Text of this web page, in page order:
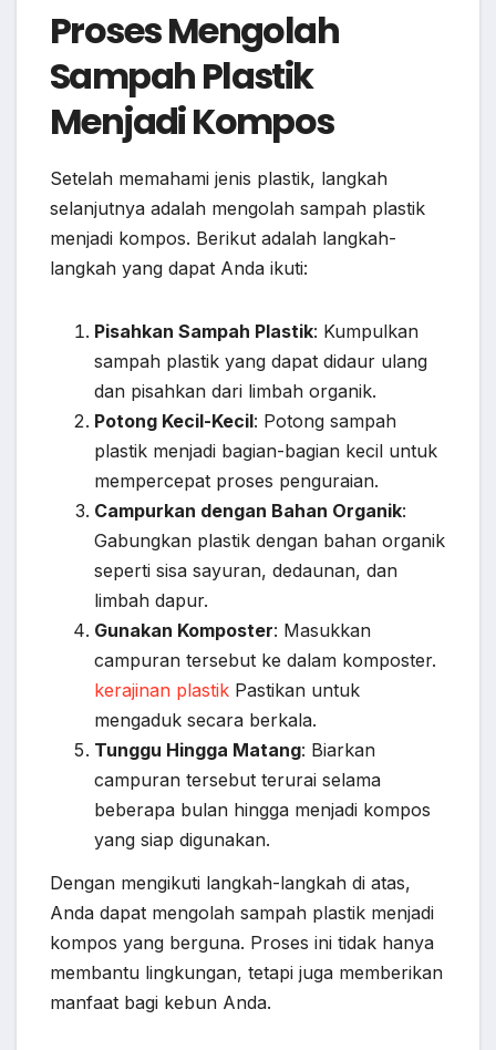
Proses Mengolah
Sampah Plastik
Menjadi Kompos
Setelah memahami jenis plastik, langkah
selanjutnya adalah mengolah sampah plastik
menjadi kompos. Berikut adalah langkah-
langkah yang dapat Anda ikuti:
Pisahkan Sampah Plastik: Kumpulkan
sampah plastik yang dapat didaur ulang
dan pisahkan dari limbah organik.
Potong Kecil-Kecil: Potong sampah
plastik menjadi bagian-bagian kecil untuk
mempercepat proses penguraian.
Campurkan dengan Bahan Organik:
Gabungkan plastik dengan bahan organik
seperti sisa sayuran, dedaunan, dan
limbah dapur.
Gunakan Komposter: Masukkan
campuran tersebut ke dalam komposter.
kerajinan plastik Pastikan untuk
mengaduk secara berkala.
Tunggu Hingga Matang: Biarkan
campuran tersebut terurai selama
beberapa bulan hingga menjadi kompos
yang siap digunakan.
Dengan mengikuti langkah-langkah di atas,
Anda dapat mengolah sampah plastik menjadi
kompos yang berguna. Proses ini tidak hanya
membantu lingkungan, tetapi juga memberikan
manfaat bagi kebun Anda.